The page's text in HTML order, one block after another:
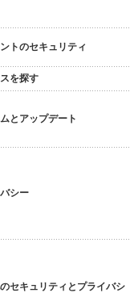
トのセキュリティ
を探す
とアップデート
シー
セキュリティとプライバシ